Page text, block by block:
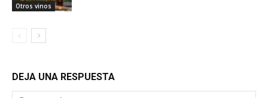
Otros vinos
DEJA UNA RESPUESTA